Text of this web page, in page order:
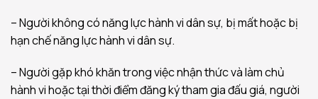
– Người không có năng lực hành vi dân sự, bị mất hoặc bị
hạn chế năng lực hành vi dân sự.
– Người gặp khó khăn trong việc nhận thức và làm chủ
hành vi hoặc tại thời điểm đăng ký tham gia đấu giá, người